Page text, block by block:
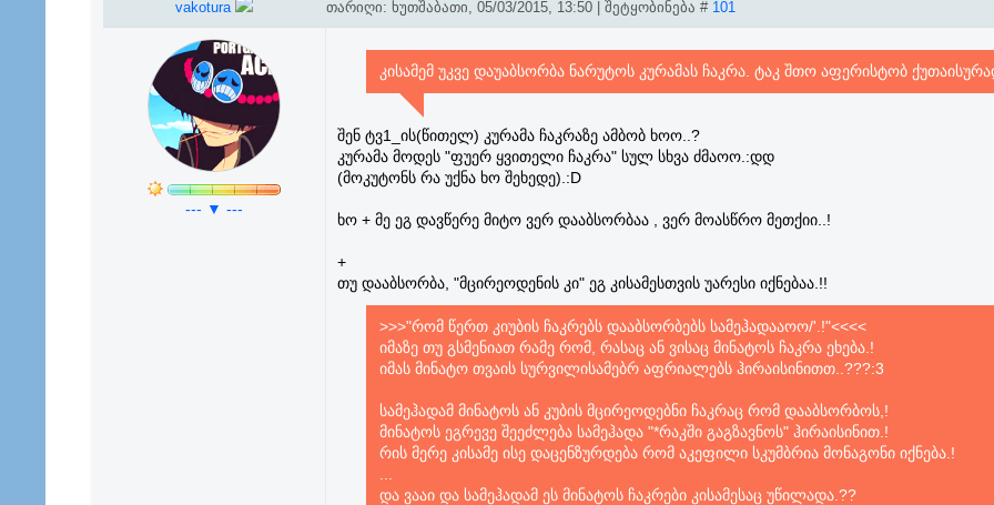
vakotura თარიღი: ხუთშაბათი, 05/03/2015, 13:50 | შეტყობინება # 101
--- ▼ ---
კისამემ უკვე დაუაბსორბა ნარუტოს კურამას ჩაკრა. ტაკ შთო აფერისტობ
შენ ტვ1_ის(წითელ) კურამა ჩაკრაზე ამბობ ხოო..?
კურამა მოდეს "ფუერ ყვითელი ჩაკრა" სულ სხვა ძმაოო.:დდ
(მოკუტონს რა უქნა ხო შეხედე).:D
ხო + მე ეგ დავწერე მიტო ვერ დააბსორბაა , ვერ მოასწრო მეთქიი..!
+
თუ დააბსორბა, "მცირეოდენის კი" ეგ კისამესთვის უარესი იქნებაა.!!
>>>"რომ წერთ კიუბის ჩაკრებს დააბსორბებს სამეჰადააოო/'.!"<<<<
იმაზე თუ გსმენიათ რამე რომ, რასაც ან ვისაც მინატოს ჩაკრა ეხება.!
იმას მინატო თვაის სურვილისამებრ აფრიალებს ჰირაისინითთ..???:3
სამეჰადამ მინატოს ან კუბის მცირეოდებნი ჩაკრაც რომ დააბსორბოს,!
მინატოს ეგრევე შეეძლება სამეჰადა "*რაკში გაგზავნოს" ჰირაისინით.!
რის მერე კისამე ისე დაცენზურდება რომ აკეფილი სკუმბრია მონაგონი იქნება.!
და ვააი და სამეჰადამ ეს მინატოს ჩაკრები კისამესაც უწილადა.??